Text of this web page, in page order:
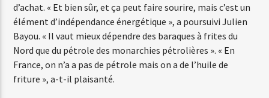
Web-Radio-Latino
d’achat. « Et bien sûr, et ça peut faire sourire, mais c’est un
élément d’indépendance énergétique », a poursuivi Julien
Bayou. « Il vaut mieux dépendre des baraques à frites du
Nord que du pétrole des monarchies pétrolières ». « En
France, on n’a a pas de pétrole mais on a de l’huile de
friture », a-t-il plaisanté.